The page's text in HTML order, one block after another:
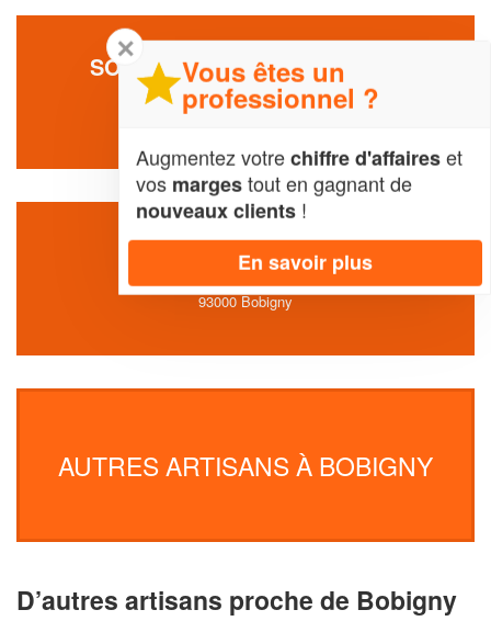
SOCIÉTÉ BSETANCHE (SARL)
161 Rue De Paris
93000 Bobigny
ENTREPRISE JAF (SAS)
8 Avenue Henri Barbusse
93000 Bobigny
AUTRES ARTISANS À BOBIGNY
D’autres artisans proche de Bobigny
✕
Vous êtes un
professionnel ?
Augmentez votrechiffre d'affaireset
vos margestout en gagnant de
nouveaux clients !
En savoir plus